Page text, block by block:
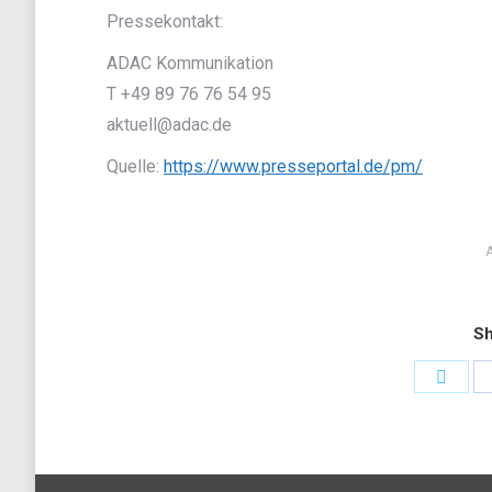
Pressekontakt:
ADAC Kommunikation
T +49 89 76 76 54 95
aktuell@adac.de
Quelle: https://www.presseportal.de/pm/